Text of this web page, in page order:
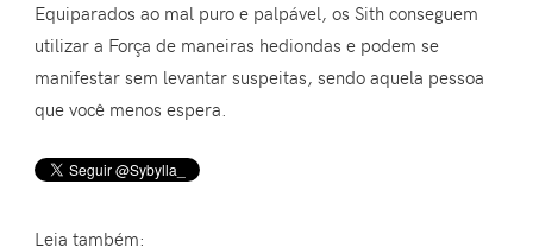
Equiparados ao mal puro e palpável, os Sith conseguem
utilizar a Força de maneiras hediondas e podem se
manifestar sem levantar suspeitas, sendo aquela pessoa
que você menos espera.
Leia também: